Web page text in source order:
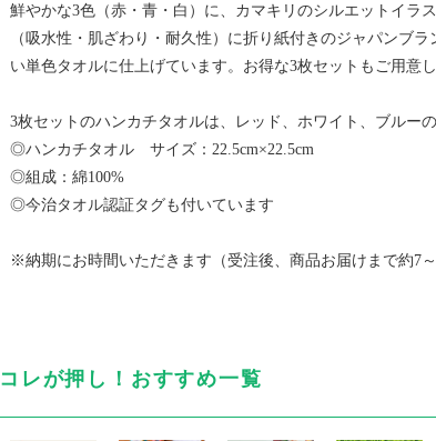
鮮やかな3色（赤・青・白）に、カマキリのシルエットイラ
（吸水性・肌ざわり・耐久性）に折り紙付きのジャパンブ
い単色タオルに仕上げています。お得な3枚セットもご用意し
3枚セットのハンカチタオルは、レッド、ホワイト、ブルーの
◎ハンカチタオル サイズ：22.5cm×22.5cm
◎組成：綿100%
◎今治タオル認証タグも付いています
※納期にお時間いただきます（受注後、商品お届けまで約7～
コレが押し！おすすめ一覧